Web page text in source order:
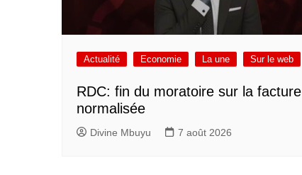
Actualité Economie La une Sur le web
RDC: fin du moratoire sur la facture
normalisée
Divine Mbuyu 7 août 2026